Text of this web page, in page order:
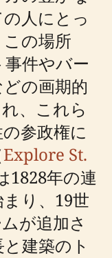
人にとっ
の場所
件やバー
の画期的
、これら
参政権に
Explore St.
1828年の連
り、19世
が追加さ
建築のト